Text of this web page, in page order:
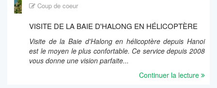
Coup de coeur
VISITE DE LA BAIE D'HALONG EN HÉLICOPTÈRE
Visite de la Baie d'Halong en hélicoptère depuis Hanoi
est le moyen le plus confortable. Ce service depuis 2008
vous donne une vision parfaite...
Continuer la lecture